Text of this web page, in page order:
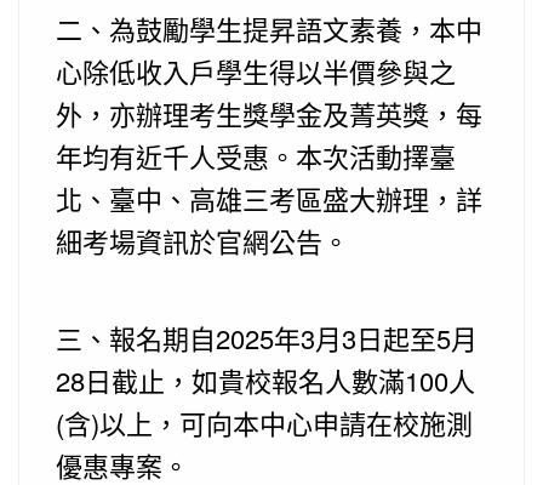
二、為鼓勵學生提昇語文素養，本中
心除低收入戶學生得以半價參與之
外，亦辦理考生獎學金及菁英獎，每
年均有近千人受惠。本次活動擇臺
北、臺中、高雄三考區盛大辦理，詳
細考場資訊於官網公告。
三、報名期自2025年3月3日起至5月
28日截止，如貴校報名人數滿100人
(含)以上，可向本中心申請在校施測
優惠專案。